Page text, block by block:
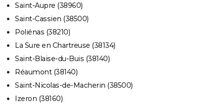
Saint-Aupre (38960)
Saint-Cassien (38500)
Poliénas (38210)
La Sure en Chartreuse (38134)
Saint-Blaise-du-Buis (38140)
Réaumont (38140)
Saint-Nicolas-de-Macherin (38500)
Izeron (38160)